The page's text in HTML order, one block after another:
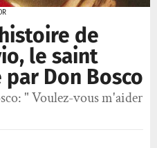
de
le saint
Don Bosco
" Voulez-vous m'aider